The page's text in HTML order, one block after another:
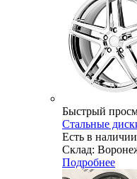
Быстрый
Стальные
Есть в
Склад:
Подробнее